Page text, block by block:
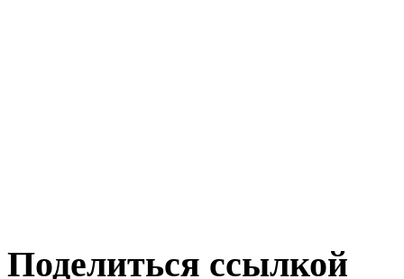
Поделиться ссылкой